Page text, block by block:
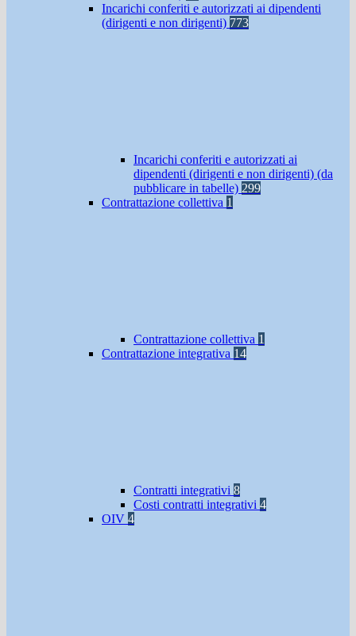
Incarichi conferiti e autorizzati ai dipendenti
(dirigenti e non dirigenti) 773
Incarichi conferiti e autorizzati ai
dipendenti (dirigenti e non dirigenti) (da
pubblicare in tabelle) 299
Contrattazione collettiva 1
Contrattazione collettiva 1
Contrattazione integrativa 14
Contratti integrativi 8
Costi contratti integrativi 4
OIV 4